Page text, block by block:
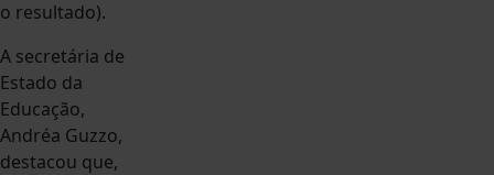
o resultado).
A secretária de
Estado da
Educação,
Andréa Guzzo,
destacou que,